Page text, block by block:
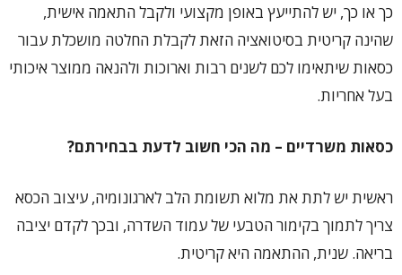
כך או כך, יש להתייעץ באופן מקצועי ולקבל התאמה אישית,
שהינה קריטית בסיטואציה הזאת לקבלת החלטה מושכלת עבור
כסאות שיתאימו לכם לשנים רבות וארוכות ולהנאה ממוצר איכותי
בעל אחריות.
כסאות משרדיים – מה הכי חשוב לדעת בבחירתם?
ראשית יש לתת את מלוא תשומת הלב לארגונומיה, עיצוב הכסא
צריך לתמוך בקימור הטבעי של עמוד השדרה, ובכך לקדם יציבה
בריאה. שנית, ההתאמה היא קריטית.